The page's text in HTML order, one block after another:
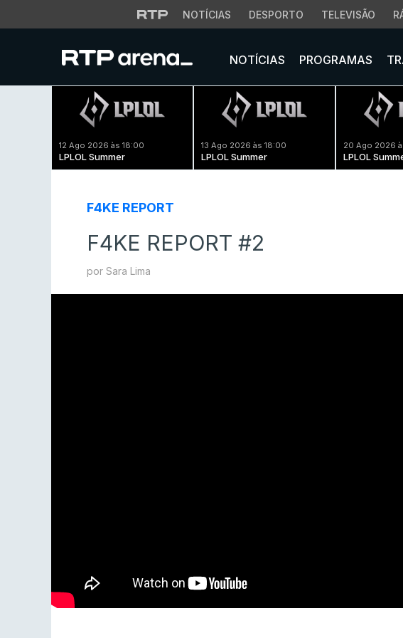
NOTÍCIAS DESPORTO TELEVISÃO
NOTÍCIAS PROGRAMAS
12 Ago 2026 às 18:00
LPLOL Summer
13 Ago 2026 às 18:00
LPLOL Summer
20 Ago 2026
LPLOL
F4KE REPORT
F4KE REPORT #2
por Sara Lima